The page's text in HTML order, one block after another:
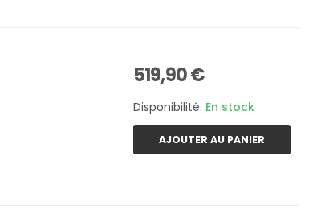
519,90 €
Disponibilité: En stock
AJOUTER AU PANIER